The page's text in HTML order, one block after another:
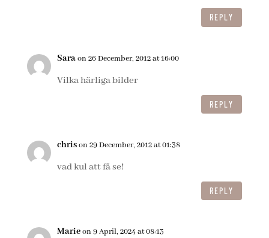
REPLY
Saraon 26 December, 2012 at 16:00
Vilka härliga bilder
REPLY
chrison 29 December, 2012 at 01:38
vad kul att få se!
REPLY
Marieon 9 April, 2024 at 08:13